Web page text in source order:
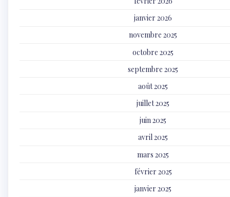
janvier 2026
novembre 2025
octobre 2025
septembre 2025
août 2025
juillet 2025
juin 2025
avril 2025
mars 2025
février 2025
janvier 2025